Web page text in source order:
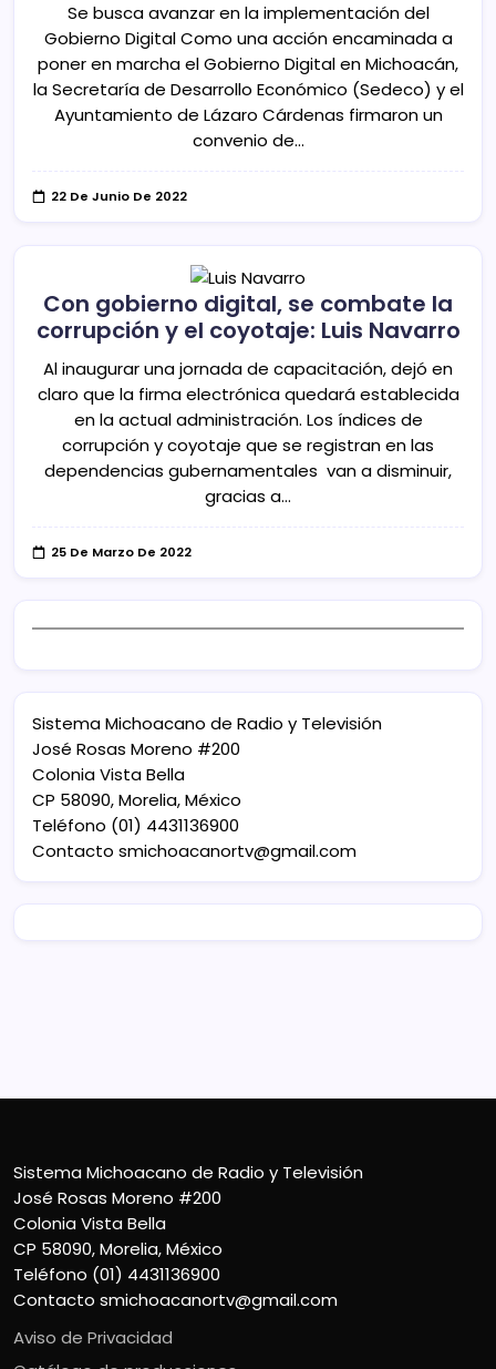
Se busca avanzar en la implementación del
Gobierno Digital Como una acción encaminada a
poner en marcha el Gobierno Digital en Michoacán,
la Secretaría de Desarrollo Económico (Sedeco) y el
Ayuntamiento de Lázaro Cárdenas firmaron un
convenio de…
22 De Junio De 2022
Con gobierno digital, se combate la
corrupción y el coyotaje: Luis Navarro
Al inaugurar una jornada de capacitación, dejó en
claro que la firma electrónica quedará establecida
en la actual administración. Los índices de
corrupción y coyotaje que se registran en las
dependencias gubernamentales van a disminuir,
gracias a…
25 De Marzo De 2022
Sistema Michoacano de Radio y Televisión
José Rosas Moreno #200
Colonia Vista Bella
CP 58090, Morelia, México
Teléfono (01) 4431136900
Contacto smichoacanortv@gmail.com
Sistema Michoacano de Radio y Televisión
José Rosas Moreno #200
Colonia Vista Bella
CP 58090, Morelia, México
Teléfono (01) 4431136900
Contacto smichoacanortv@gmail.com
Aviso de Privacidad